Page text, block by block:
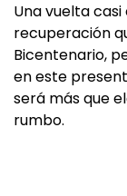
Una vuelta
recuperación
Bicentenario,
en este
será más que
rumbo.